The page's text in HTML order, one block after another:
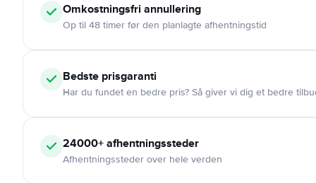
Omkostningsfri annullering
Op til 48 timer før den planlagte afhentningstid
Bedste prisgaranti
Har du fundet en bedre pris? Så giver vi dig et bedre
24000+afhentningssteder
Afhentningssteder over hele verden